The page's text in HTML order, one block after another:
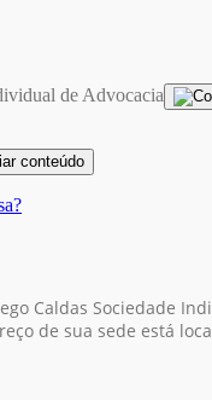
de Advocacia
Caldas Sociedade
de sua sede está